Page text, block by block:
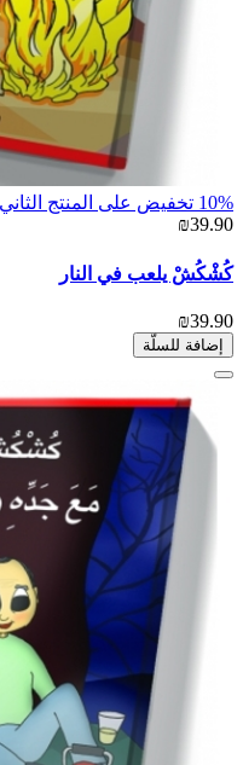
10% تخفيض على المنتج الثاني
₪39.90
كُشْكُشْ يلعب في النار
₪39.90
إضافة للسلّة